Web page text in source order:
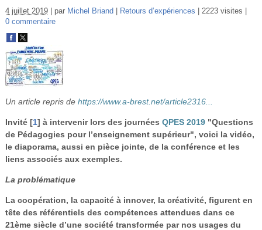
Vidéos
4 juillet 2019 par Michel Briand Retours d’expériences
2223 visites
0 commentaire
Un article repris de https://www.a-brest.net/article2316...
Invité[1] à intervenir lors des journées QPES 2019"Questions
de Pédagogies pour l’enseignement supérieur", voici la vidéo,
le diaporama, aussi en pièce jointe, de la conférence et les
liens associés aux exemples.
La problématique
La coopération, la capacité à innover, la créativité, figurent en
tête des référentiels des compétences attendues dans ce
21ème siècle d’une société transformée par nos usages du